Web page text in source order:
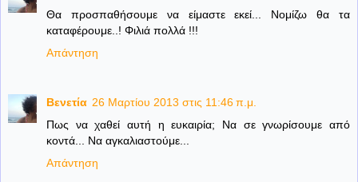
Θα προσπαθήσουμε να είμαστε εκεί... Νομίζω θα τα
καταφέρουμε..! Φιλιά πολλά !!!
Απάντηση
Βενετία 26 Μαρτίου 2013 στις 11:46 π.μ.
Πως να χαθεί αυτή η ευκαιρία; Να σε γνωρίσουμε από
κοντά... Να αγκαλιαστούμε...
Απάντηση